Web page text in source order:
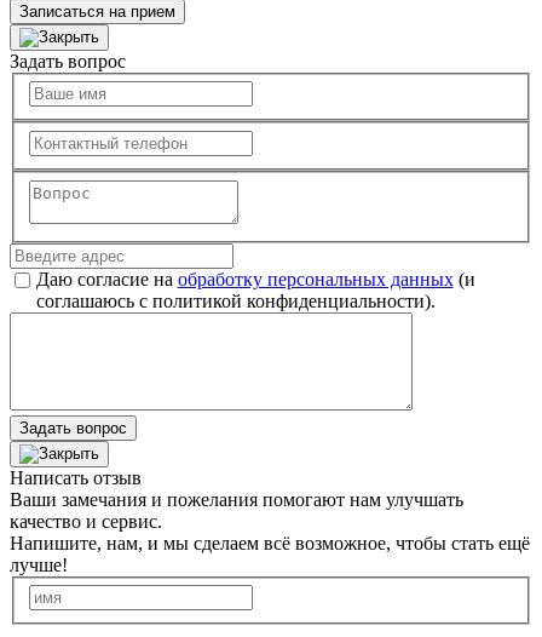
Записаться на прием
Задать вопрос
Даю согласие на обработку персональных данных(и
соглашаюсь с политикой конфиденциальности).
Задать вопрос
Написать отзыв
Ваши замечания и пожелания помогают нам улучшать
качество и сервис.
Напишите, нам, и мы сделаем всё возможное, чтобы стать ещё
лучше!